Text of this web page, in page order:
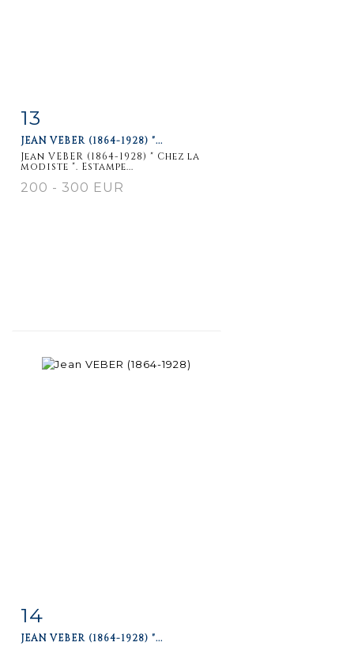
Item detail
13
JEAN VEBER (1864-1928) "...
Jean VEBER (1864-1928) " Chez la
modiste ". Estampe...
200 - 300 EUR
Item detail
14
JEAN VEBER (1864-1928) "...